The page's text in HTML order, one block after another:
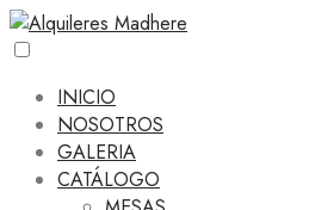
INICIO
NOSOTROS
GALERIA
CATÁLOGO